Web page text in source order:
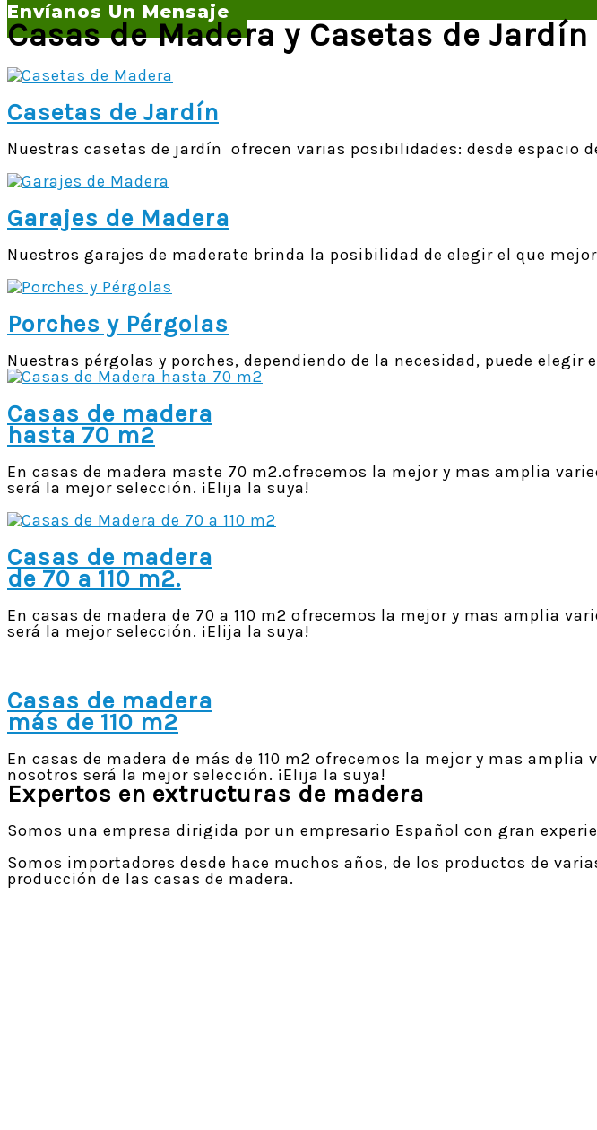
Envíanos Un Mensaje
Casas de Madera y Casetas de
Casetas de Jardín
Nuestras casetas de jardín ofrecen varias posibilidades: desde espacio
Garajes de Madera
Nuestros garajes de maderate brinda la posibilidad de elegir el que
Porches y Pérgolas
Nuestras pérgolas y porches, dependiendo de la necesidad, puede
Casas de madera
hasta 70 m2
En casas de madera maste 70 m2.ofrecemos la mejor y mas amplia
será la mejor selección. ¡Elija la suya!
Casas de madera
de 70 a 110 m2.
En casas de madera de 70 a 110 m2 ofrecemos la mejor y mas amplia
será la mejor selección. ¡Elija la suya!
Casas de madera
más de 110 m2
En casas de madera de más de 110 m2 ofrecemos la mejor y mas
nosotros será la mejor selección. ¡Elija la suya!
Expertos en extructuras de madera
Somos una empresa dirigida por un empresario Español con gran
Somos importadores desde hace muchos años, de los productos de
producción de las casas de madera.